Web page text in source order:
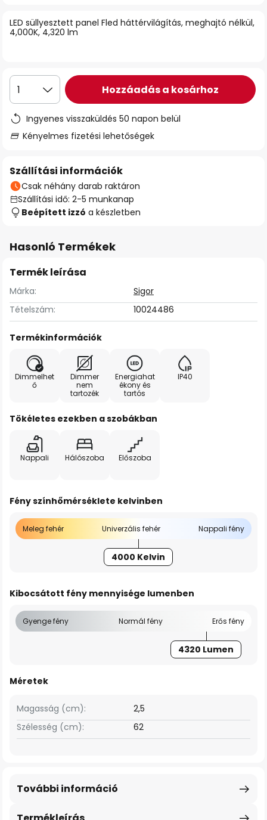
LED süllyesztett panel Fled háttérvilágítás, meghajtó nélkül,
4,000K, 4,320 lm
1 Hozzáadás a kosárhoz
Ingyenes visszaküldés 50 napon belül
Kényelmes fizetési lehetőségek
Szállítási információk
Csak néhány darab raktáron
Szállítási idő: 2-5 munkanap
Beépített izzó a készletben
Hasonló Termékek
Termék leírása
Márka:
Sigor
Tételszám:
10024486
Termékinformációk
Dimmelhet
ő
Dimmer
nem
tartozék
Energiahat
ékony és
tartós
IP40
Tökéletes ezekben a szobákban
Nappali Hálószoba Előszoba
Fény színhőmérséklete kelvinben
Meleg fehér Univerzális fehér Nappali fény
4000 Kelvin
Kibocsátott fény mennyisége lumenben
Gyenge fény Normál fény Erős fény
4320 Lumen
Méretek
Szélesség (cm): 62
Magasság (cm): 2,5
További információ